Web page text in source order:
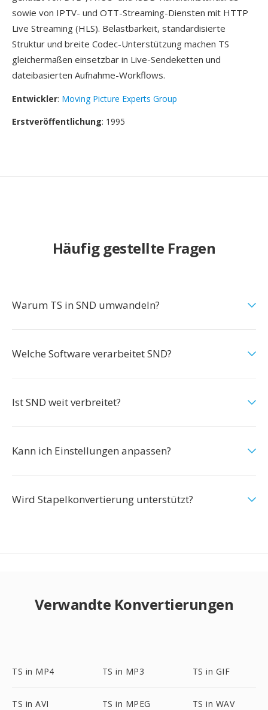
sowie von IPTV- und OTT-Streaming-Diensten mit HTTP
Live Streaming (HLS). Belastbarkeit, standardisierte
Struktur und breite Codec-Unterstützung machen TS
gleichermaßen einsetzbar in Live-Sendeketten und
dateibasierten Aufnahme-Workflows.
Entwickler: Moving Picture Experts Group
Erstveröffentlichung: 1995
Häufig gestellte Fragen
Warum TS in SND umwandeln?
Welche Software verarbeitet SND?
Ist SND weit verbreitet?
Kann ich Einstellungen anpassen?
Wird Stapelkonvertierung unterstützt?
Verwandte Konvertierungen
TS in MP4 TS in MP3 TS in GIF
TS in AVI TS in MPEG TS in WAV